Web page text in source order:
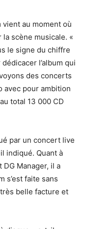
vient au moment où
scène musicale. «
le signe du chiffre
l’album qui
des concerts
avec pour ambition
total 13 000 CD
par un concert live
indiqué. Quant à
DG Manager, il a
s’est faite sans
belle facture et